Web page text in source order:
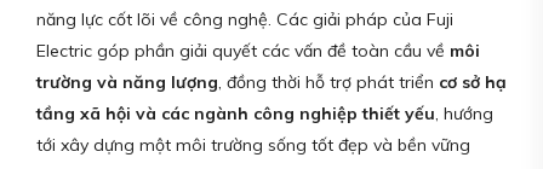
năng lực cốt lõi về công nghệ. Các giải pháp của Fuji
Electric góp phần giải quyết các vấn đề toàn cầu về môi
trường và năng lượng, đồng thời hỗ trợ phát triển cơ sở hạ
tầng xã hội và các ngành công nghiệp thiết yếu, hướng
tới xây dựng một môi trường sống tốt đẹp và bền vững